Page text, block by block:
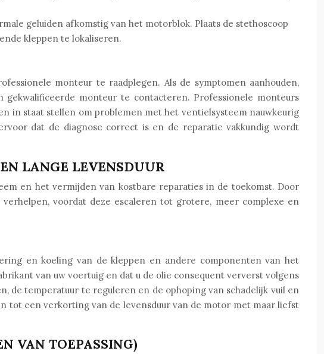
geluiden afkomstig van het motorblok. Plaats de stethoscoop
kleppen te lokaliseren.
monteur te raadplegen. Als de symptomen aanhouden,
monteur te contacteren. Professionele monteurs
in staat stellen om problemen met het ventielsysteem nauwkeurig
dat de diagnose correct is en de reparatie vakkundig wordt
LANGE LEVENSDUUR
en het vermijden van kostbare reparaties in de toekomst. Door
voordat deze escaleren tot grotere, meer complexe en
en koeling van de kleppen en andere componenten van het
van uw voertuig en dat u de olie consequent ververst volgens
temperatuur te reguleren en de ophoping van schadelijk vuil en
tot een verkorting van de levensduur van de motor met maar liefst
VAN TOEPASSING)